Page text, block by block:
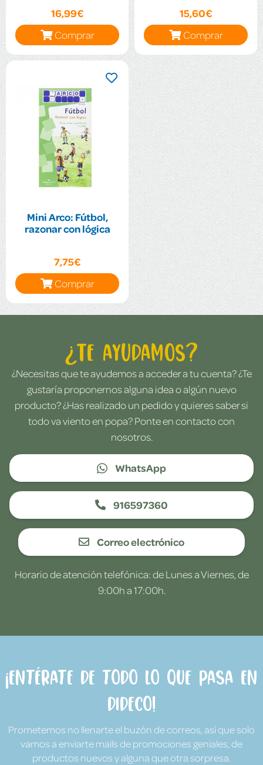
16,99€
Comprar
15,60€
Comprar
Mini Arco: Fútbol,
razonar con lógica
7,75€
Comprar
¿Te ayudamos?
¿Necesitas que te ayudemos a acceder a tu cuenta? ¿Te
gustaría proponernos alguna idea o algún nuevo
producto? ¿Has realizado un pedido y quieres saber si
todo va viento en popa? Ponte en contacto con
nosotros.
WhatsApp
916597360
Correo electrónico
Horario de atención telefónica: de Lunes a Viernes, de
9:00h a 17:00h.
¡Entérate de todo lo que pasa en
Dideco!
Prometemos no llenarte el buzón de correos, así que solo
vamos a enviarte mails de promociones geniales, de
productos nuevos y alguna que otra sorpresa.